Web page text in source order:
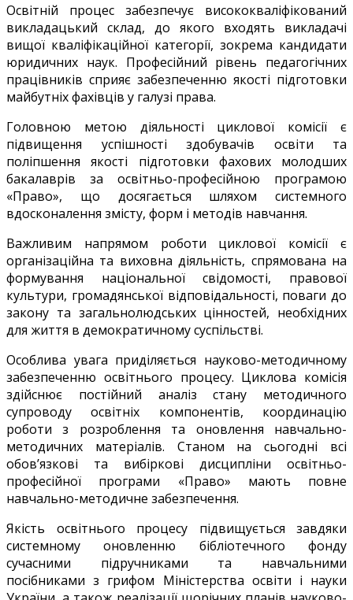
Освітній процес забезпечує висококваліфікований
викладацький склад, до якого входять викладачі
вищої кваліфікаційної категорії, зокрема кандидати
юридичних наук. Професійний рівень педагогічних
працівників сприяє забезпеченню якості підготовки
майбутніх фахівців у галузі права.
Головною метою діяльності циклової комісії є
підвищення успішності здобувачів освіти та
поліпшення якості підготовки фахових молодших
бакалаврів за освітньо-професійною програмою
«Право», що досягається шляхом системного
вдосконалення змісту, форм і методів навчання.
Важливим напрямом роботи циклової комісії є
організаційна та виховна діяльність, спрямована на
формування національної свідомості, правової
культури, громадянської відповідальності, поваги до
закону та загальнолюдських цінностей, необхідних
для життя в демократичному суспільстві.
Особлива увага приділяється науково-методичному
забезпеченню освітнього процесу. Циклова комісія
здійснює постійний аналіз стану методичного
супроводу освітніх компонентів, координацію
роботи з розроблення та оновлення навчально-
методичних матеріалів. Станом на сьогодні всі
обов’язкові та вибіркові дисципліни освітньо-
професійної програми «Право» мають повне
навчально-методичне забезпечення.
Якість освітнього процесу підвищується завдяки
системному оновленню бібліотечного фонду
сучасними підручниками та навчальними
посібниками з грифом Міністерства освіти і науки